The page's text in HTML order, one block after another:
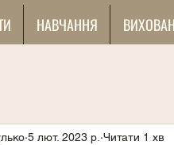
НАВЧАННЯ
5 лют. 2023 р. Читати 1 хв